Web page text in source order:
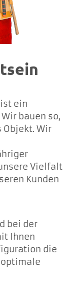
ein
bauen so,
Objekt. Wir
Vielfalt
Kunden
bei der
Ihnen
die